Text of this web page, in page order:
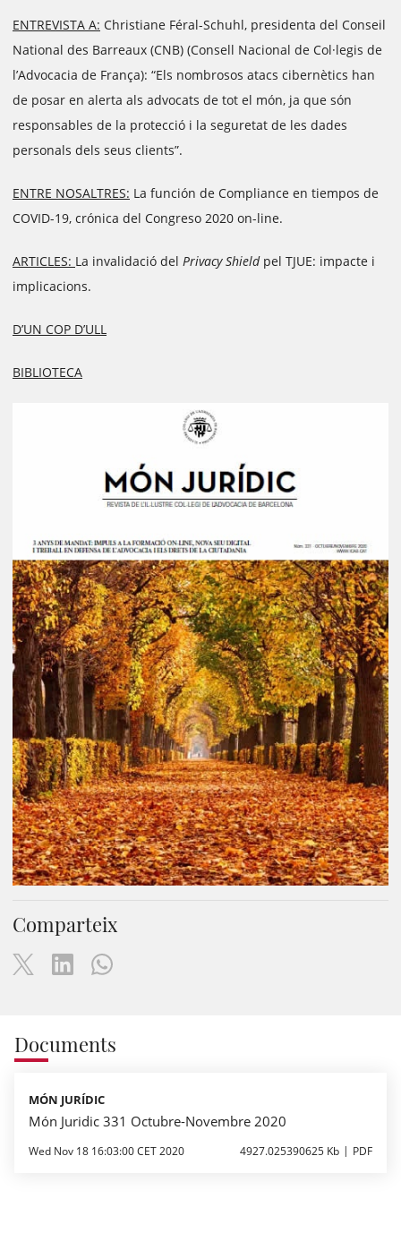
ENTREVISTA A: Christiane Féral-Schuhl, presidenta del Conseil
National des Barreaux (CNB) (Consell Nacional de Col·legis de
l’Advocacia de França): “Els nombrosos atacs cibernètics han
de posar en alerta als advocats de tot el món, ja que són
responsables de la protecció i la seguretat de les dades
personals dels seus clients”.
ENTRE NOSALTRES: La función de Compliance en tiempos de
COVID-19, crónica del Congreso 2020 on-line.
ARTICLES: La invalidació del Privacy Shield pel TJUE: impacte i
implicacions.
D’UN COP D’ULL
BIBLIOTECA
Comparteix
Documents
MÓN JURÍDIC
Món Juridic 331 Octubre-Novembre 2020
Wed Nov 18 16:03:00 CET 2020 4927.025390625 Kb PDF